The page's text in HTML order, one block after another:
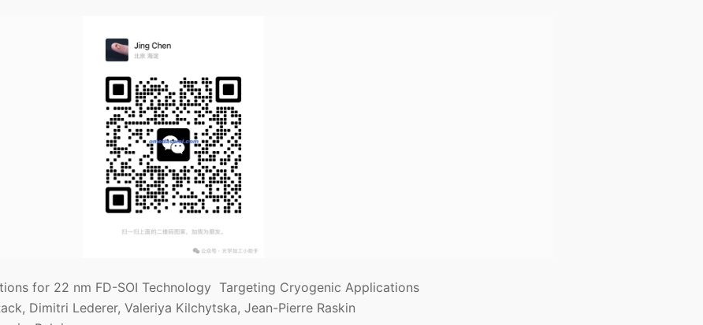
for 22 nm FD-SOI Technology Targeting Cryogenic Applications
Dimitri Lederer, Valeriya Kilchytska, Jean-Pierre Raskin